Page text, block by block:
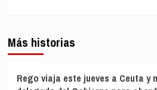
Más historias
Rego viaja este jueves a Ceuta y